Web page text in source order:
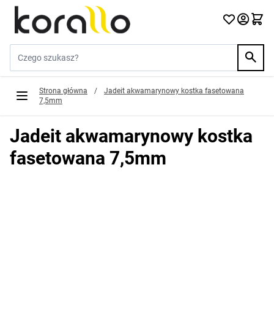
Przejdź do treści
Strona główna /
Jadeit akwamarynowy kostka fasetowana
7,5mm
Jadeit akwamarynowy kostka
fasetowana 7,5mm